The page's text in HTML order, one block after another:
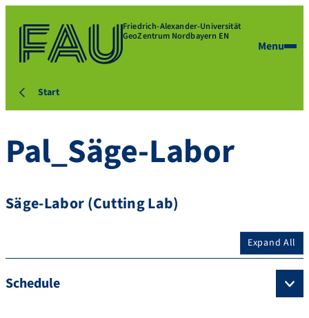
Friedrich-Alexander-Universität
GeoZentrum Nordbayern EN
Menu
Start
Pal_Säge-Labor
Säge-Labor (Cutting Lab)
Expand All
Schedule